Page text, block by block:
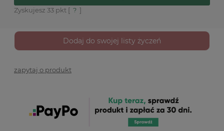
Zyskujesz 33 pkt [ ? ]
Dodaj do swojej listy życzeń
zapytaj o produkt